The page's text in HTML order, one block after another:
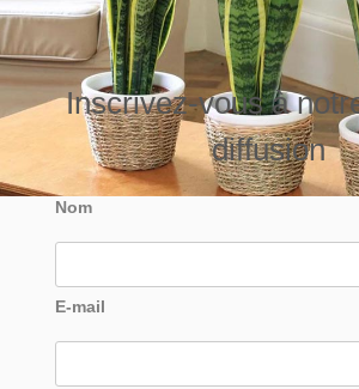
Inscrivez-vous à
diffusion
Nom
E-mail